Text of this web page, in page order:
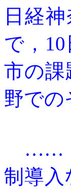
日経
で，
市の課
野での
……
制導入